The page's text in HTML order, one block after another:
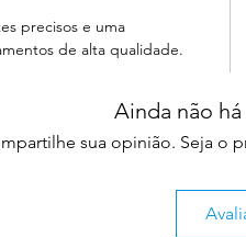
precisos e uma
de alta qualidade.
Ainda não
sua opinião. Seja o